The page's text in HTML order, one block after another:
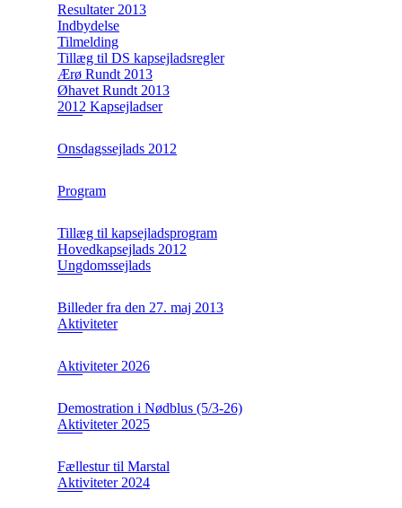
Resultater 2013
Indbydelse
Tilmelding
Tillæg til DS kapsejladsregler
Ærø Rundt 2013
Øhavet Rundt 2013
2012 Kapsejladser
Onsdagssejlads 2012
Program
Tillæg til kapsejladsprogram
Hovedkapsejlads 2012
Ungdomssejlads
Billeder fra den 27. maj 2013
Aktiviteter
Aktiviteter 2026
Demostration i Nødblus (5/3-26)
Aktiviteter 2025
Fællestur til Marstal
Aktiviteter 2024